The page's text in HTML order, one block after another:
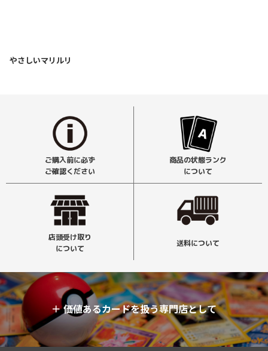
やさしいマリルリ
ご購入前に必ず
ご確認ください
商品の状態ランク
について
店頭受け取り
について
送料について
＋価値あるカードを扱う専門店として